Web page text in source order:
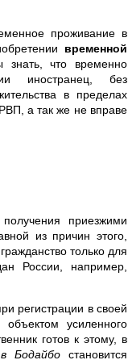
проживание в
временной
что временно
иностранец, без
в пределах
а так же не вправе
приезжими
из причин этого,
только для
России, например,
регистрации в своей
усиленного
готов к этому, в
Бодайбо становится